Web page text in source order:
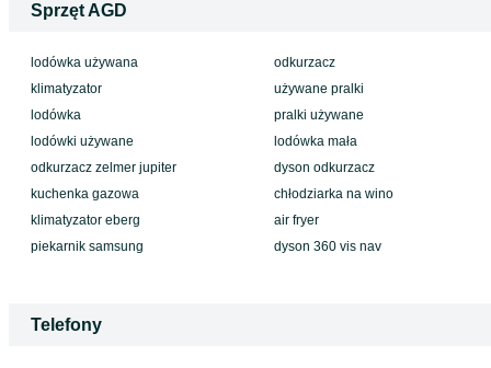
Sprzęt AGD
lodówka używana
klimatyzator
lodówka
lodówki używane
odkurzacz zelmer jupiter
kuchenka gazowa
klimatyzator eberg
piekarnik samsung
odkurzacz
używane pralki
pralki używane
lodówka mała
dyson odkurzacz
chłodziarka na wino
air fryer
dyson 360 vis nav
Telefony